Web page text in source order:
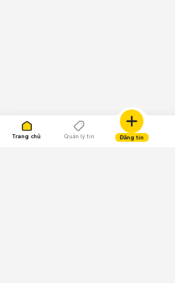
Trang chủ Quản lý tin Đăng tin